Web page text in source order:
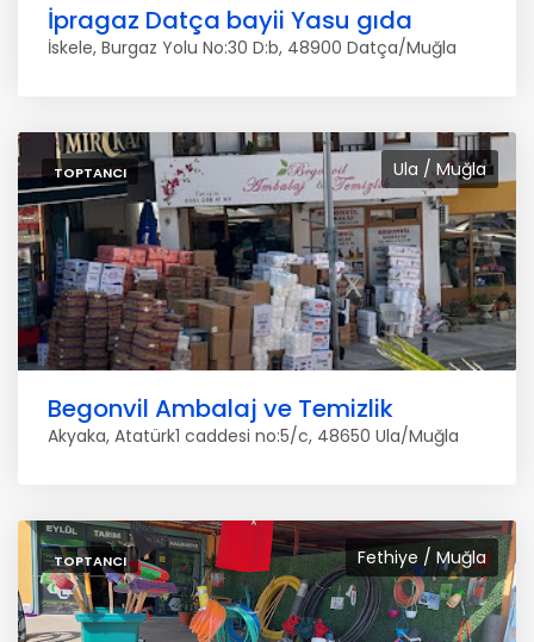
İpragaz Datça bayii Yasu gıda
İskele, Burgaz Yolu No:30 D:b, 48900 Datça/Muğla
Ula / Muğla
TOPTANCI
Begonvil Ambalaj ve Temizlik
Akyaka, Atatürk1 caddesi no:5/c, 48650 Ula/Muğla
Fethiye / Muğla
TOPTANCI